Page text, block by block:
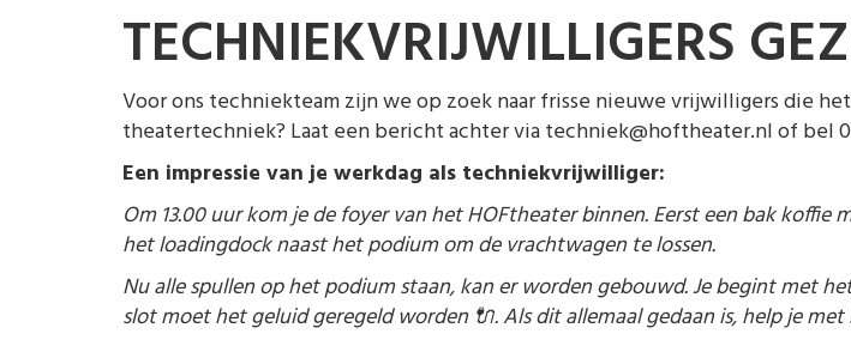
TECHNIEKVRIJWILLIGERS
Voor ons techniekteam zijn we op zoek naar frisse nieuwe vrijwilligers die
theatertechniek? Laat een bericht achter via techniek@hoftheater.nl of bel
Een impressie van je werkdag als techniekvrijwilliger:
Om 13.00 uur kom je de foyer van het HOFtheater binnen. Eerst een bak
het loadingdock naast het podium om de vrachtwagen te lossen.
Nu alle spullen op het podium staan, kan er worden gebouwd. Je begint met
slot moet het geluid geregeld worden 🔌. Als dit allemaal gedaan is, help je